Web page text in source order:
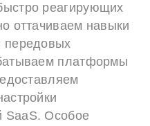
реагирующих
оттачиваем навыки
передовых
платформы
SaaS. Особое